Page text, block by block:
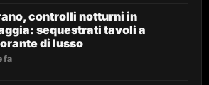
controlli notturni in
sequestrati tavoli a
di lusso
fa